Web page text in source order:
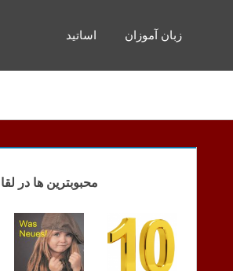
اساتید زبان آموزان
محبوبترین ها در لقا